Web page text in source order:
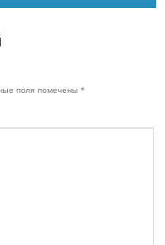
поля помечены*